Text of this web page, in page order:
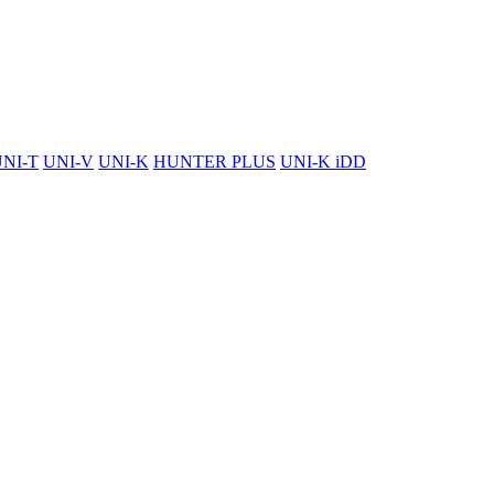
T UNI-V UNI-K HUNTER PLUS UNI-K iDD